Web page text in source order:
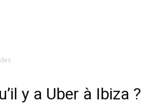
y a Uber à Ibiza ?